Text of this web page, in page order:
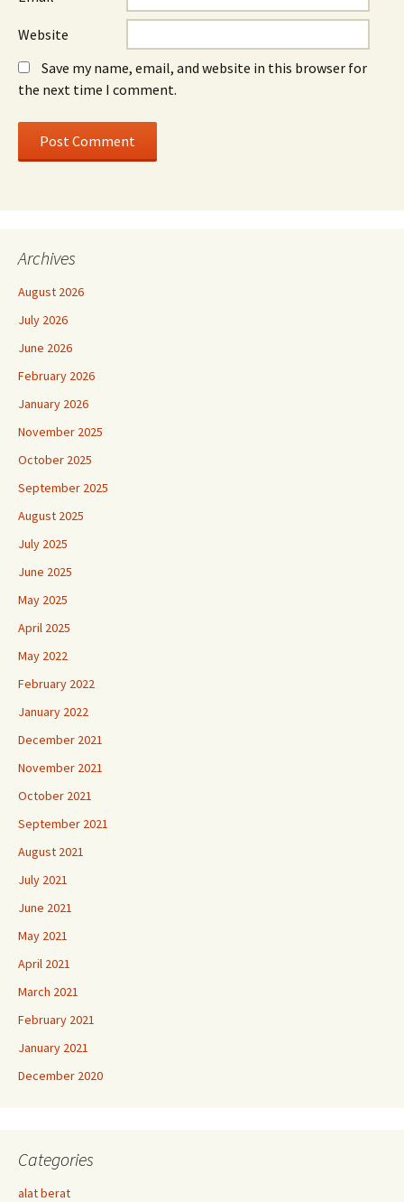
Website
Save my name, email, and website in this browser for
the next time I comment.
Archives
August 2026
July 2026
June 2026
February 2026
January 2026
November 2025
October 2025
September 2025
August 2025
July 2025
June 2025
May 2025
April 2025
May 2022
February 2022
January 2022
December 2021
November 2021
October 2021
September 2021
August 2021
July 2021
June 2021
May 2021
April 2021
March 2021
February 2021
January 2021
December 2020
Categories
alat berat